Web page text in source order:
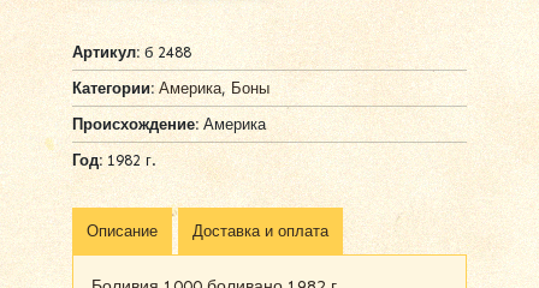
Артикул:б 2488
Категории: Америка,Боны
Происхождение: Америка
Год:1982 г.
Описание Доставка и оплата